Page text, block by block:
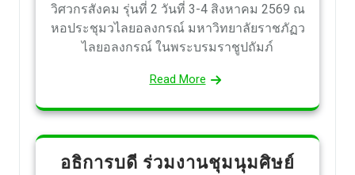
วิศวกรสังคม รุ่นที่ 2 วันที่ 3-4 สิงหาคม 2569 ณ
หอประชุมวไลยอลงกรณ์ มหาวิทยาลัยราชภัฏว
ไลยอลงกรณ์ ในพระบรมราชูปถัมภ์
Read More
อธิการบดี ร่วมงานชุมนุมศิษย์